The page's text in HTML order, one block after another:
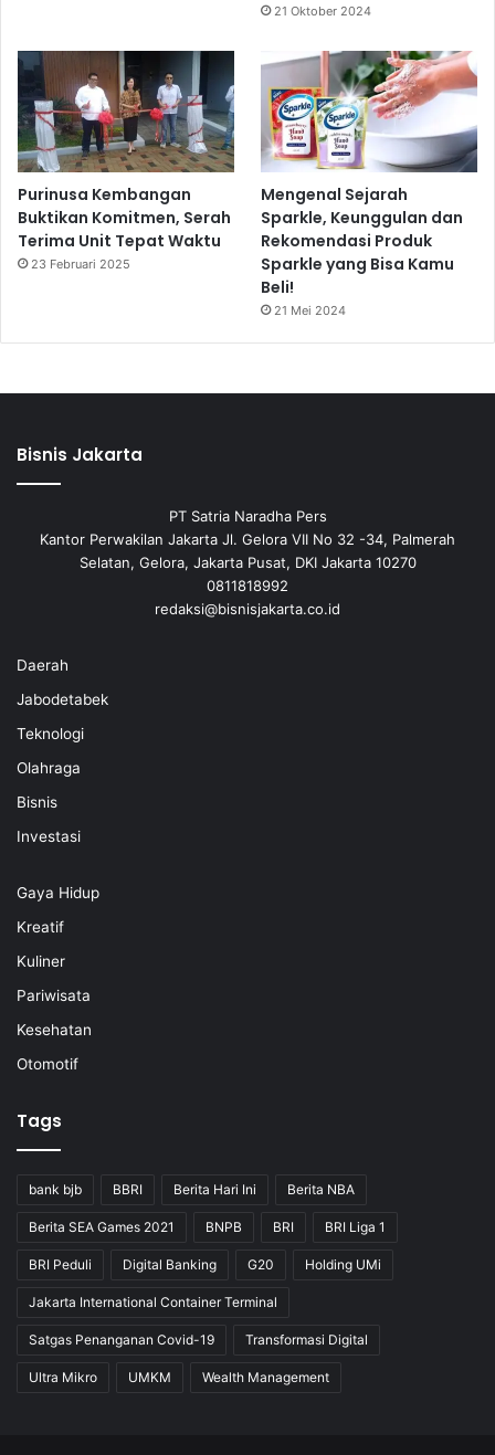
21 Oktober 2024
Purinusa Kembangan
Buktikan Komitmen, Serah
Terima Unit Tepat Waktu
23 Februari 2025
Mengenal Sejarah
Sparkle, Keunggulan dan
Rekomendasi Produk
Sparkle yang Bisa Kamu
Beli!
21 Mei 2024
Bisnis Jakarta
PT Satria Naradha Pers
Kantor Perwakilan Jakarta Jl. Gelora VII No 32 -34, Palmerah
Selatan, Gelora, Jakarta Pusat, DKI Jakarta 10270
0811818992
redaksi@bisnisjakarta.co.id
Daerah
Jabodetabek
Teknologi
Olahraga
Bisnis
Investasi
Gaya Hidup
Kreatif
Kuliner
Pariwisata
Kesehatan
Otomotif
Tags
bank bjb BBRI Berita Hari Ini Berita NBA
Berita SEA Games 2021 BNPB BRI BRI Liga 1
BRI Peduli Digital Banking G20 Holding UMi
Jakarta International Container Terminal
Satgas Penanganan Covid-19 Transformasi Digital
Ultra Mikro UMKM Wealth Management